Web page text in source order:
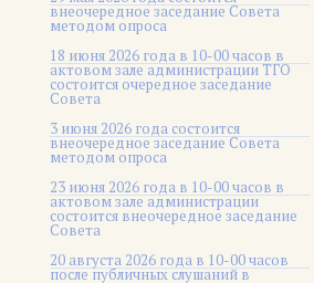
внеочередное заседание Совета
методом опроса
18 июня 2026 года в 10-00 часов в
актовом зале администрации ТГО
состоится очередное заседание
Совета
3 июня 2026 года состоится
внеочередное заседание Совета
методом опроса
23 июня 2026 года в 10-00 часов в
актовом зале администрации
состоится внеочередное заседание
Совета
20 августа 2026 года в 10-00 часов
после публичных слушаний в